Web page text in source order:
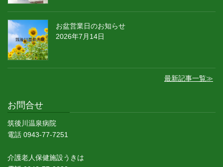
お盆営業日のお知らせ
2026年7月14日
最新記事一覧≫
お問合せ
筑後川温泉病院
電話 0943-77-7251
介護老人保健施設うきは